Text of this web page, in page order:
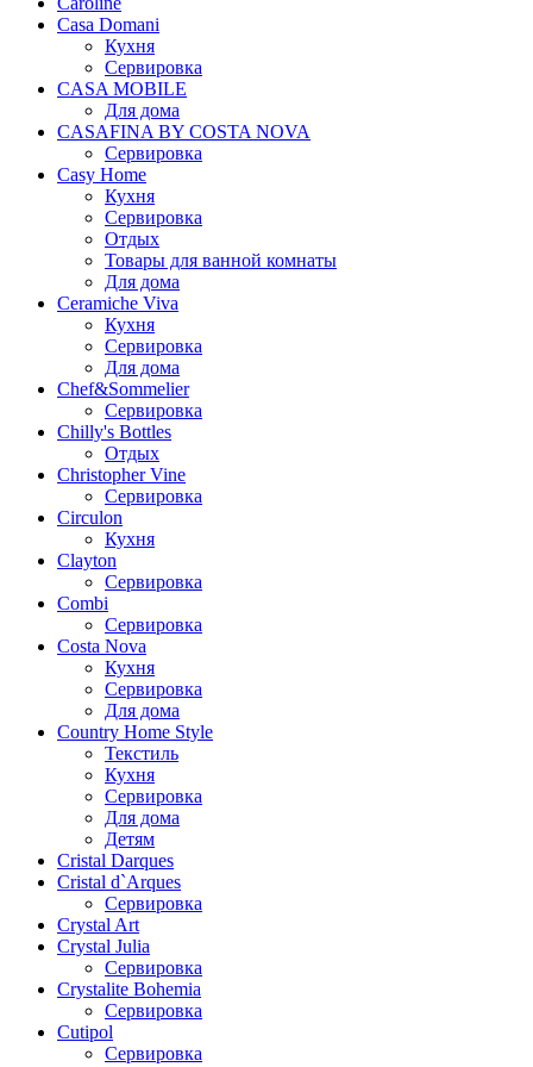
Casa Domani
Кухня
Сервировка
CASA MOBILE
Для дома
CASAFINA BY COSTA NOVA
Сервировка
Casy Home
Кухня
Сервировка
Отдых
Товары для ванной комнаты
Для дома
Ceramiche Viva
Кухня
Сервировка
Для дома
Chef&Sommelier
Сервировка
Chilly's Bottles
Отдых
Christopher Vine
Сервировка
Circulon
Кухня
Clayton
Сервировка
Combi
Сервировка
Costa Nova
Кухня
Сервировка
Для дома
Country Home Style
Текстиль
Кухня
Сервировка
Для дома
Детям
Cristal Darques
Cristal d`Arques
Сервировка
Crystal Art
Crystal Julia
Сервировка
Crystalite Bohemia
Сервировка
Cutipol
Сервировка